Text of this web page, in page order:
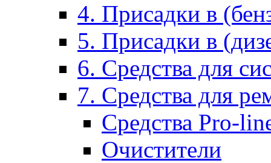
4. Присадки в
5. Присадки в
6. Средства для
7. Средства для
Средства Pro-
Очистители